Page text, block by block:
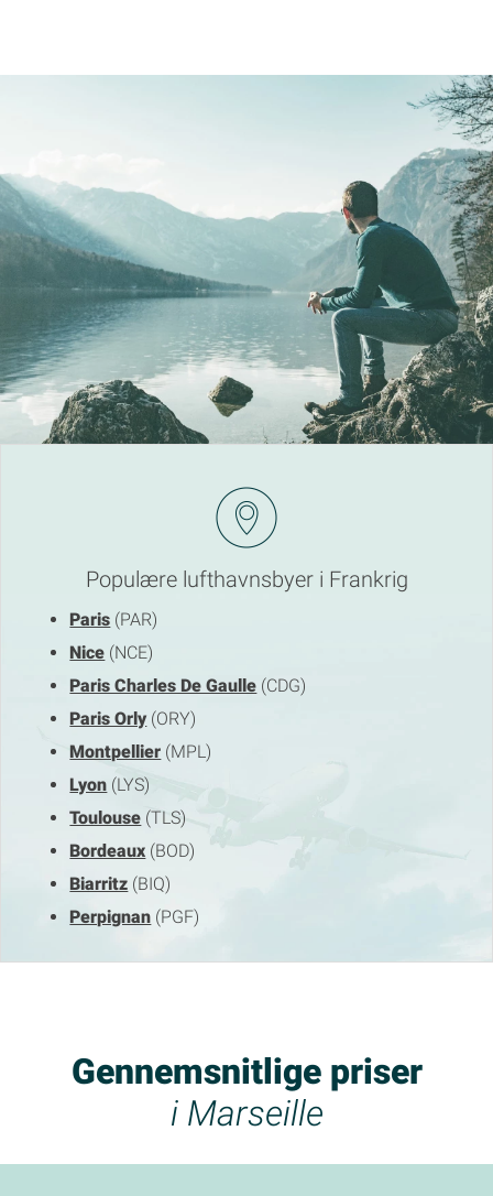
Populære lufthavnsbyer i Frankrig
Paris (PAR)
Nice (NCE)
Paris Charles De Gaulle (CDG)
Paris Orly (ORY)
Montpellier (MPL)
Lyon (LYS)
Toulouse (TLS)
Bordeaux (BOD)
Biarritz (BIQ)
Perpignan (PGF)
Gennemsnitlige priser
i Marseille